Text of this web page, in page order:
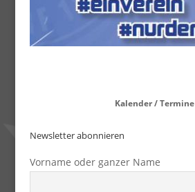
Kalender / Termine
Newsletter abonnieren
Vorname oder ganzer Name